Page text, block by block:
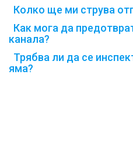
Колко ще ми струва
Как мога да
канала?
Трябва ли да се
яма?